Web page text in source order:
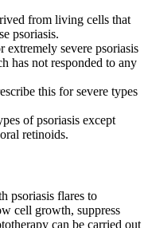
from living cells that
psoriasis.
extremely severe psoriasis
has not responded to any
this for severe types
of psoriasis except
retinoids.
psoriasis flares to
cell growth, suppress
can be carried out